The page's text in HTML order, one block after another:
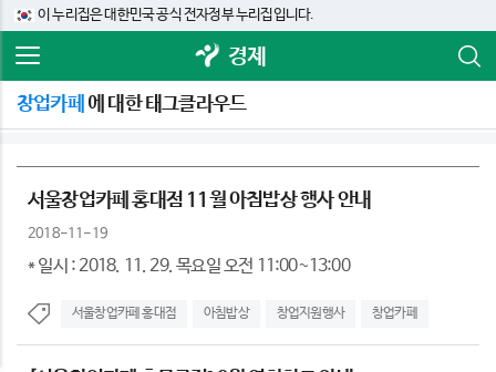
이 누리집은 대한민국 공식 전자정부 누리집입니다.
경제
창업카페 에 대한 태그클라우드
서울창업카페 홍대점 11월 아침밥상 행사 안내
2018-11-19
* 일시 : 2018. 11. 29. 목요일 오전 11:00~13:00
서울창업카페 홍대점 아침밥상 창업지원행사 창업카페